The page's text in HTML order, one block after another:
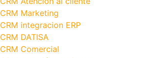
CRM Marketing
CRM integracion ERP
CRM DATISA
CRM Comercial